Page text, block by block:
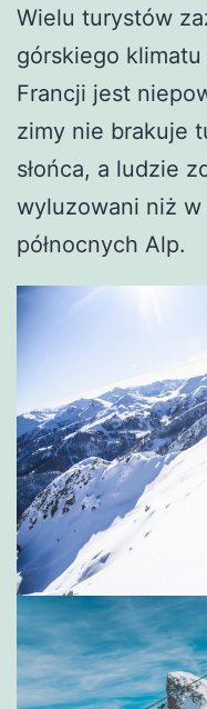
Wielu turystów
górskiego klimatu
Francji jest
zimy nie brakuje
słońca, a ludzie
wyluzowani niż w
północnych Alp.